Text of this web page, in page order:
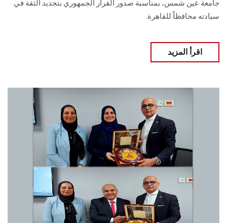
جامعة عين شمس، بمناسبة صدور القرار الجمهوري بتجديد الثقة في
سيادته محافظاً للقاهرة.
اقرأ المزيد